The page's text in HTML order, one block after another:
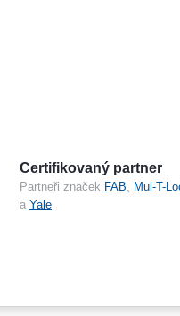
Certifikovaný partner
Partneři značek FAB
Mul-T-
a Yale